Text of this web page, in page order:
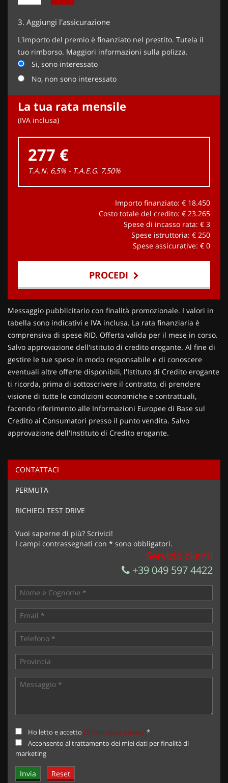
3. Aggiungi l'assicurazione
L'importo del premio è finanziato nel prestito. Tutela il
tuo rimborso. Maggiori informazioni sulla polizza.
Si, sono interessato
No, non sono interessato
La tua rata mensile
(IVA inclusa)
277 €
T.A.N. 6,5% - T.A.E.G. 7,50%
Importo finanziato: € 18.450
Costo totale del credito: € 23.265
Spese di incasso rata: € 3
Spese istruttoria: € 250
Spese assicurative: € 0
PROCEDI
Contattaci
Ho letto e accettol'informativa privacy*
Acconsento al trattamento dei miei dati per finalità di
Invia la tua richiesta
Messaggio pubblicitario con finalità promozionale. I valori in
tabella sono indicativi e IVA inclusa. La rata finanziaria è
comprensiva di spese RID. Offerta valida per il mese in corso.
Salvo approvazione dell'istituto di credito erogante. Al fine di
gestire le tue spese in modo responsabile e di conoscere
eventuali altre offerte disponibili, l'Istituto di Credito erogante
ti ricorda, prima di sottoscrivere il contratto, di prendere
visione di tutte le condizioni economiche e contrattuali,
facendo riferimento alle Informazioni Europee di Base sul
Credito ai Consumatori presso il punto vendita. Salvo
approvazione dell'Instituto di Credito erogante.
CONTATTACI
PERMUTA
RICHIEDI TEST DRIVE
Vuoi saperne di più? Scrivici!
I campi contrassegnati con * sono obbligatori.
Servizio clienti
+39 049 597 4422
Ho letto e accetto l'informativa privacy*
Acconsento al trattamento dei miei dati per finalità di
marketing